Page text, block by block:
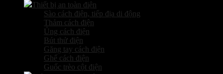
Thiết bị an toàn điện
Sào cách điện, tiếp địa di động
Thảm cách điện
Ủng cách điện
Bút thử điện
Găng tay cách điện
Ghế cách điện
Guốc trèo cột điện